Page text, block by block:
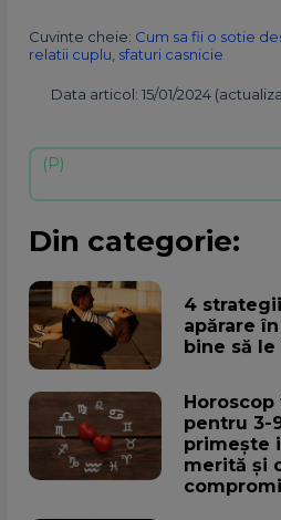
Cuvinte cheie: Cum sa fii o sotie
relatii cuplu sfaturi casnicie
Data articol: 15/01/2024
Din categorie:
4
apărare
bine să
pentru 3-
primește
merită și